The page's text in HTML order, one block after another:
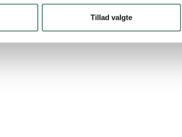
Tillad valgte
Levering: 1-3 hverdage